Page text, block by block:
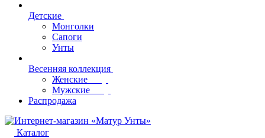
Детские
Монголки
Сапоги
Унты
Весенняя коллекция
Женские
Мужские
Распродажа
Каталог